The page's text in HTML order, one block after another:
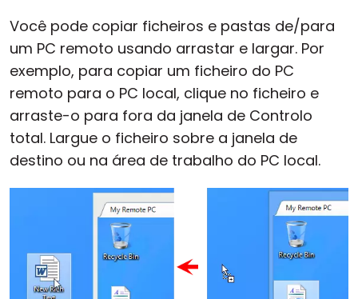
Você pode copiar ficheiros e pastas de/para
um PC remoto usando arrastar e largar. Por
exemplo, para copiar um ficheiro do PC
remoto para o PC local, clique no ficheiro e
arraste-o para fora da janela de Controlo
total. Largue o ficheiro sobre a janela de
destino ou na área de trabalho do PC local.